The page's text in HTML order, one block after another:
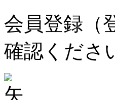
会員登録（
確認くださ